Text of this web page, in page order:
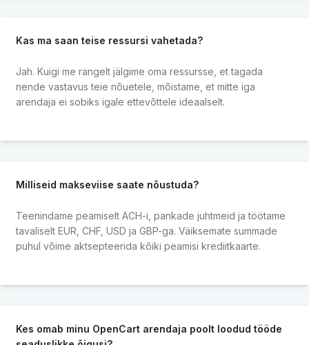
Kas ma saan teise ressursi vahetada?
Jah. Kuigi me rangelt jälgime oma ressursse, et tagada
nende vastavus teie nõuetele, mõistame, et mitte iga
arendaja ei sobiks igale ettevõttele ideaalselt.
Milliseid makseviise saate nõustuda?
Teenindame peamiselt ACH-i, pankade juhtmeid ja töötame
tavaliselt EUR, CHF, USD ja GBP-ga. Väiksemate summade
puhul võime aktsepteerida kõiki peamisi krediitkaarte.
Kes omab minu OpenCart arendaja poolt loodud tööde